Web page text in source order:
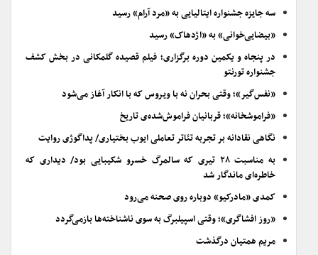
سه جایزه جشنواره ایتالیایی به «مرد آرام» رسید
«بیضایی‌خوانی» به «اژدهاک» رسید
در پنجاه و یکمین دوره برگزاری؛ فیلم قصیده گلمکانی در بخش کشف
جشنواره تورنتو
«نفس‌گیر»؛ وقتی بحران نه با ویروس که با انکار آغاز می‌شود
«فراموشخانه»؛ قربانیان فراموش‌شده‌ی تاریخ
نگاهی نقادانه بر تجربه تئاتر تعاملی ایوب بختیاری/ پداگوژی روایت
به مناسبت ۲۸ تیری که سالمرگ خسرو شکیبایی بود/ دیداری که
خاطره‌ای ماندگار شد
کمدی «مادرکیو» دوباره روی صحنه می‌رود
«روز افشاگری»؛ وقتی اسپیلبرگ به سوی ناشناخته‌ها بازمی‌گردد
مریم همتیان درگذشت